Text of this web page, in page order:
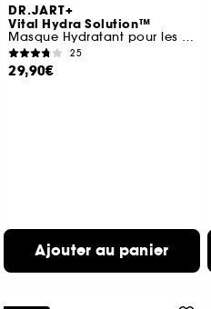
DR.JART+
Vital Hydra Solution™
Masque Hydratant pour les Lèvres à l'Acide Hyaluronique
25
29,90€
Ajouter au panier